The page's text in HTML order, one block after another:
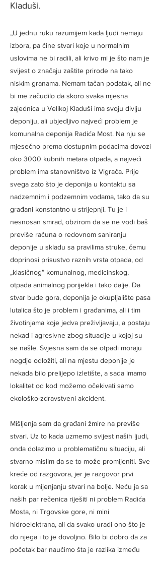
Kladuši.
„U jednu ruku razumijem kada ljudi nemaju
izbora, pa čine stvari koje u normalnim
uslovima ne bi radili, ali krivo mi je što nam je
svijest o značaju zaštite prirode na tako
niskim granama. Nemam tačan podatak, ali ne
bi me začudilo da skoro svaka mjesna
zajednica u Velikoj Kladuši ima svoju divlju
deponiju, ali ubjedljivo najveći problem je
komunalna deponija Radića Most. Na nju se
mjesečno prema dostupnim podacima dovozi
oko 3000 kubnih metara otpada, a najveći
problem ima stanovništvo iz Vigrača. Prije
svega zato što je deponija u kontaktu sa
nadzemnim i podzemnim vodama, tako da su
građani konstantno u strijepnji. Tu je i
nesnosan smrad, obzirom da se ne vodi baš
previše računa o redovnom saniranju
deponije u skladu sa pravilima struke, čemu
doprinosi prisustvo raznih vrsta otpada, od
„klasičnog” komunalnog, medicinskog,
otpada animalnog porijekla i tako dalje. Da
stvar bude gora, deponija je okupljalište pasa
lutalica što je problem i građanima, ali i tim
životinjama koje jedva preživljavaju, a postaju
nekad i agresivne zbog situacije u kojoj su
se našle. Svjesna sam da se otpadi moraju
negdje odložiti, ali na mjestu deponije je
nekada bilo prelijepo izletište, a sada imamo
lokalitet od kod možemo očekivati samo
ekološko-zdravstveni akcident.
Mišljenja sam da građani žmire na previše
stvari. Uz to kada uzmemo svijest naših ljudi,
onda dolazimo u problematičnu situaciju, ali
stvarno mislim da se to može promijeniti. Sve
kreće od razgovora, jer je razgovor prvi
korak u mijenjanju stvari na bolje. Neću ja sa
naših par rečenica riješiti ni problem Radića
Mosta, ni Trgovske gore, ni mini
hidroelektrana, ali da svako uradi ono što je
do njega i to je dovoljno. Bilo bi dobro da za
početak bar naučimo šta je razlika između